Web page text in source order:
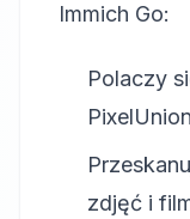
Immich Go:
Polaczy
PixelUnion
zdjęć i